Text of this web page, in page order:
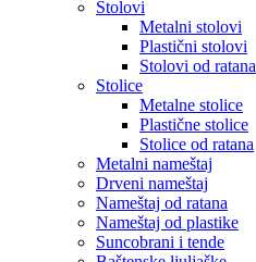
Stolovi
Metalni stolovi
Plastični stolovi
Stolovi od ratana
Stolice
Metalne stolice
Plastične stolice
Stolice od ratana
Metalni nameštaj
Drveni nameštaj
Nameštaj od ratana
Nameštaj od plastike
Suncobrani i tende